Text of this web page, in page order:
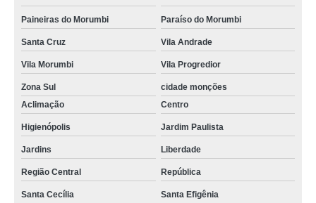
Paineiras do Morumbi Paraíso do Morumbi
Santa Cruz Vila Andrade
Vila Morumbi Vila Progredior
Zona Sul
cidade monções
Aclimação
Centro
Higienópolis Jardim Paulista
Jardins Liberdade
Região Central República
Santa Cecília
Santa Efigênia